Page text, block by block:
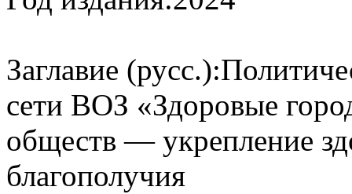
Заглавие (русс.):
сети ВОЗ «Здоровые
обществ — укрепление
благополучия